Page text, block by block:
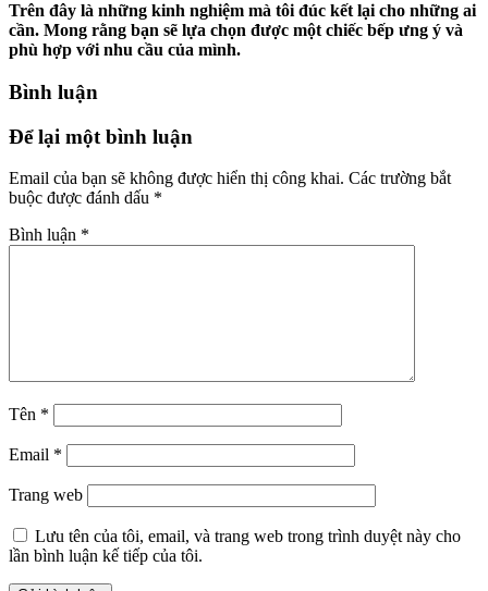
Trên đây là những kinh nghiệm mà tôi đúc kết lại cho những ai
cần. Mong rằng bạn sẽ lựa chọn được một chiếc bếp ưng ý và
phù hợp với nhu cầu của mình.
Bình luận
Để lại một bình luận
Email của bạn sẽ không được hiển thị công khai. Các trường bắt
buộc được đánh dấu *
Bình luận *
Tên *
Email *
Trang web
Lưu tên của tôi, email, và trang web trong trình duyệt này cho
lần bình luận kế tiếp của tôi.